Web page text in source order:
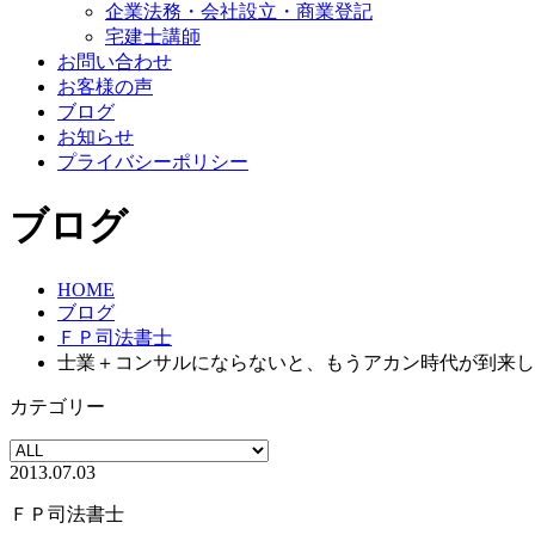
企業法務・会社設立・商業登記
宅建士講師
お問い合わせ
お客様の声
ブログ
お知らせ
プライバシーポリシー
ブログ
HOME
ブログ
ＦＰ司法書士
士業＋コンサルにならないと、もうアカン時代が到来
カテゴリー
2013.07.03
ＦＰ司法書士